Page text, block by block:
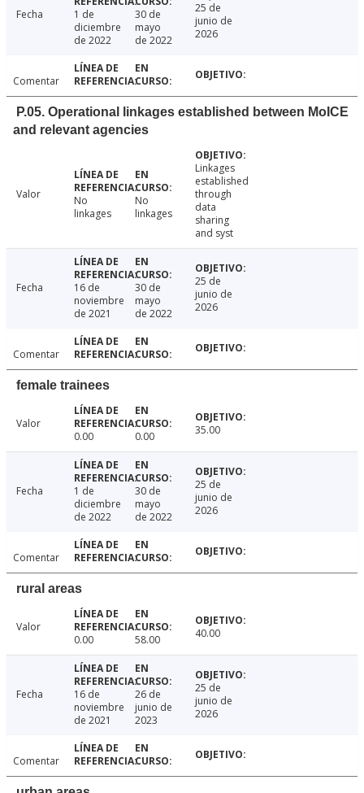
Fecha
1 de
diciembre
de 2022
30 de
mayo
de 2022
25 de
junio de
2026
Comentar
P.05. Operational linkages established between MoICE
and relevant agencies
Valor
No
linkages
No
linkages
Linkages
established
through
data
sharing
and syst
Fecha
16 de
noviembre
de 2021
30 de
mayo
de 2022
25 de
junio de
2026
Comentar
female trainees
Valor
0.00
0.00 35.00
Fecha
1 de
diciembre
de 2022
30 de
mayo
de 2022
25 de
junio de
2026
Comentar
rural areas
Valor
0.00
58.00 40.00
Fecha
16 de
noviembre
de 2021
26 de
junio de
2023
25 de
junio de
2026
Comentar